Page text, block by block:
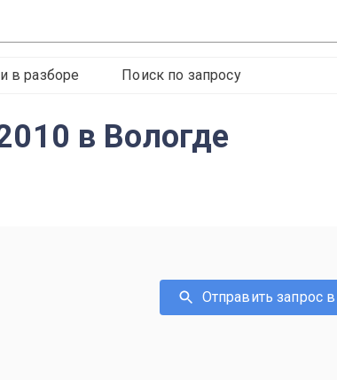
в разборе Поиск по запросу
в Вологде
Отправить запрос